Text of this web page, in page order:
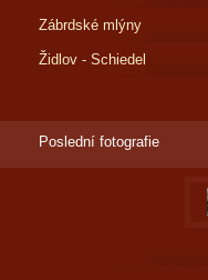
Zábrdské mlýny
Židlov - Schiedel
Poslední fotografie